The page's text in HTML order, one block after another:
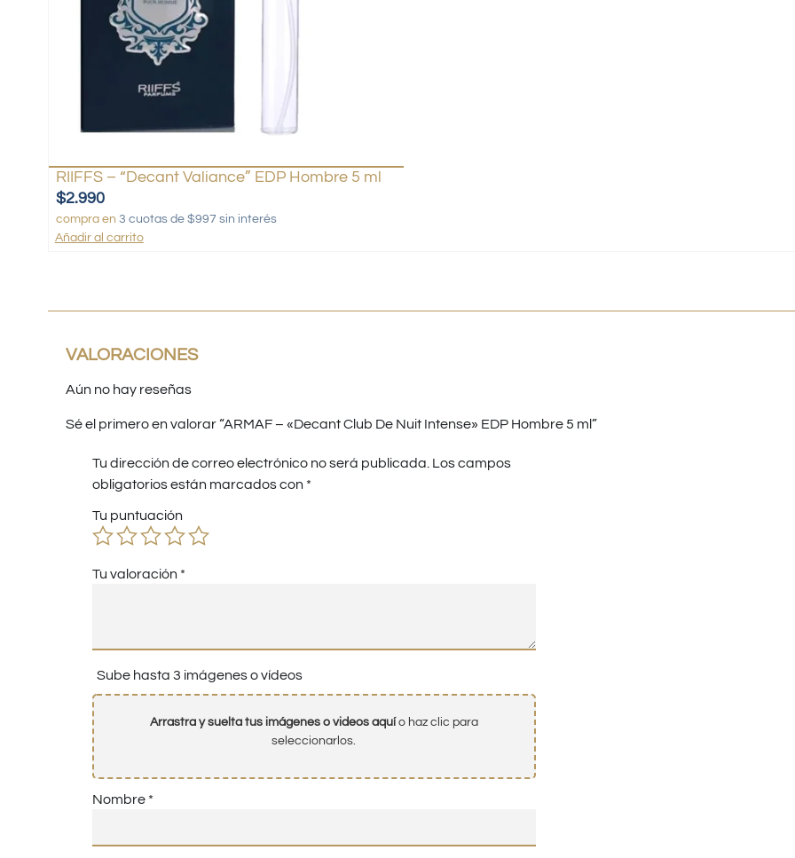
RIIFFS – “Decant Valiance” EDP Hombre 5 ml
$2.990
compra en 3 cuotas de $997 sin interés
Añadir al carrito
VALORACIONES
Aún no hay reseñas
Sé el primero en valorar “ARMAF – «Decant Club De Nuit Intense» EDP Hombre 5 ml”
Tu dirección de correo electrónico no será publicada. Los campos
obligatorios están marcados con *
Tu puntuación
Tu valoración *
Sube hasta 3 imágenes o vídeos
Arrastra y suelta tus imágenes o videos aquío haz clic para
seleccionarlos.
Nombre *